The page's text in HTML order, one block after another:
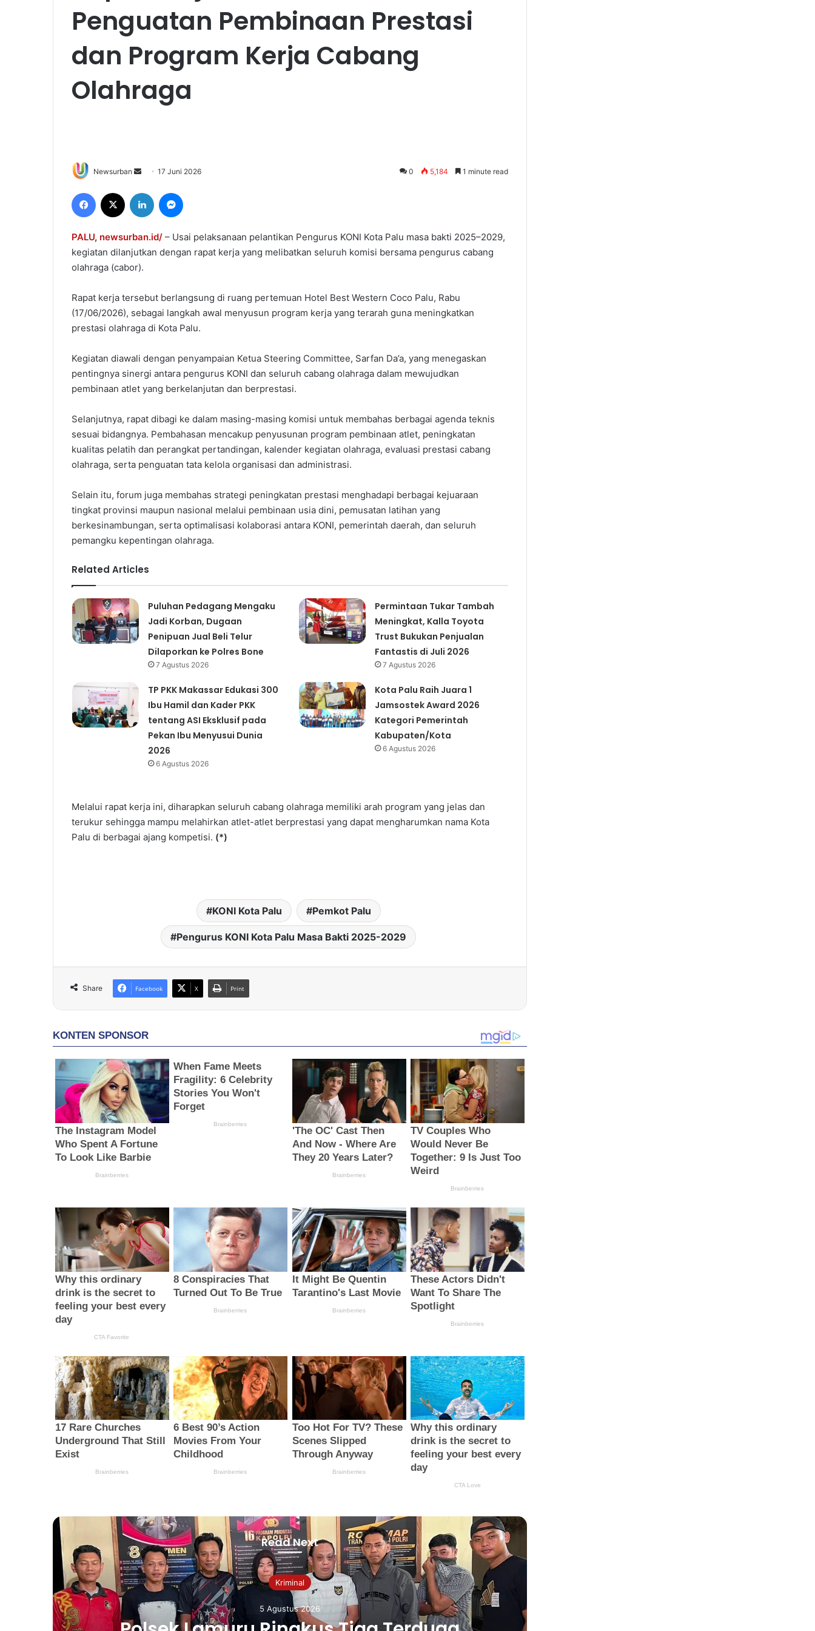
Penguatan Pembinaan Prestasi
dan Program Kerja Cabang
Olahraga
Newsurban
Send
email
17 Juni 2026 0 5,184 1 minute read
Facebook LinkedIn
PALU, newsurban.id/ – Usai pelaksanaan pelantikan Pengurus KONI Kota Palu masa bakti 2025–2029,
kegiatan dilanjutkan dengan rapat kerja yang melibatkan seluruh komisi bersama pengurus cabang
olahraga (cabor).
Rapat kerja tersebut berlangsung di ruang pertemuan Hotel Best Western Coco Palu, Rabu
(17/06/2026), sebagai langkah awal menyusun program kerja yang terarah guna meningkatkan
prestasi olahraga di Kota Palu.
Kegiatan diawali dengan penyampaian Ketua Steering Committee, Sarfan Da’a, yang menegaskan
pentingnya sinergi antara pengurus KONI dan seluruh cabang olahraga dalam mewujudkan
pembinaan atlet yang berkelanjutan dan berprestasi.
Selanjutnya, rapat dibagi ke dalam masing-masing komisi untuk membahas berbagai agenda teknis
sesuai bidangnya. Pembahasan mencakup penyusunan program pembinaan atlet, peningkatan
kualitas pelatih dan perangkat pertandingan, kalender kegiatan olahraga, evaluasi prestasi cabang
olahraga, serta penguatan tata kelola organisasi dan administrasi.
Selain itu, forum juga membahas strategi peningkatan prestasi menghadapi berbagai kejuaraan
tingkat provinsi maupun nasional melalui pembinaan usia dini, pemusatan latihan yang
berkesinambungan, serta optimalisasi kolaborasi antara KONI, pemerintah daerah, dan seluruh
pemangku kepentingan olahraga.
Related Articles
Puluhan Pedagang Mengaku
Jadi Korban, Dugaan
Penipuan Jual Beli Telur
Dilaporkan ke Polres Bone
7 Agustus 2026
Permintaan Tukar Tambah
Meningkat, Kalla Toyota
Trust Bukukan Penjualan
Fantastis di Juli 2026
7 Agustus 2026
TP PKK Makassar Edukasi 300
Ibu Hamil dan Kader PKK
tentang ASI Eksklusif pada
Pekan Ibu Menyusui Dunia
2026
6 Agustus 2026
Kota Palu Raih Juara 1
Jamsostek Award 2026
Kategori Pemerintah
Kabupaten/Kota
6 Agustus 2026
Melalui rapat kerja ini, diharapkan seluruh cabang olahraga memiliki arah program yang jelas dan
terukur sehingga mampu melahirkan atlet-atlet berprestasi yang dapat mengharumkan nama Kota
Palu di berbagai ajang kompetisi. (*)
KONI Kota Palu Pemkot Palu
Pengurus KONI Kota Palu Masa Bakti 2025-2029
Share Facebook X Print
Read Next
Kriminal
5 Agustus 2026